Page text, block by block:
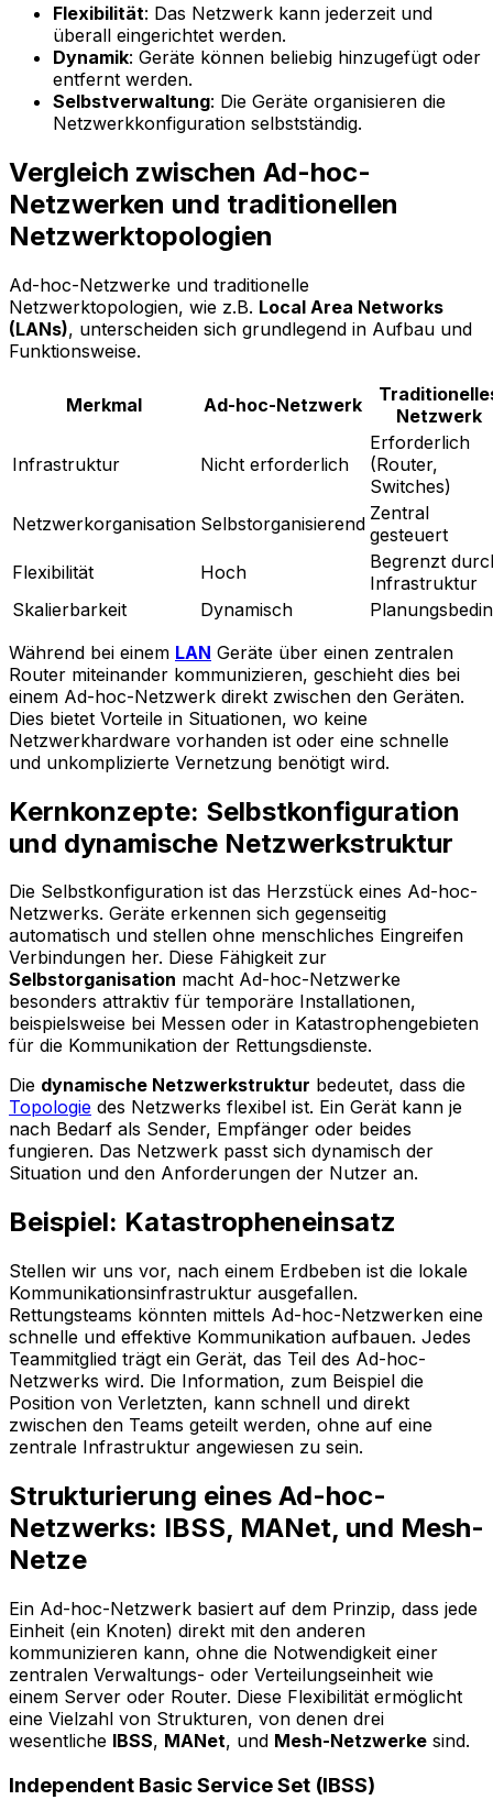
Flexibilität: Das Netzwerk kann jederzeit und
überall eingerichtet werden.
Dynamik: Geräte können beliebig hinzugefügt oder
entfernt werden.
Selbstverwaltung: Die Geräte organisieren die
Netzwerkkonfiguration selbstständig.
Vergleich zwischen Ad-hoc-
Netzwerken und traditionellen
Netzwerktopologien
Ad-hoc-Netzwerke und traditionelle
Netzwerktopologien, wie z.B. Local Area Networks
(LANs), unterscheiden sich grundlegend in Aufbau und
Funktionsweise.
Merkmal Ad-hoc-Netzwerk
Netzwerk
Infrastruktur Nicht erforderlich
Erforderlich
(Router,
Switches)
Netzwerkorganisation Selbstorganisierend Zentral
gesteuert
Flexibilität
Hoch
Begrenzt
Infrastruktur
Skalierbarkeit
Dynamisch
Während bei einem LAN Geräte über einen zentralen
Router miteinander kommunizieren, geschieht dies bei
einem Ad-hoc-Netzwerk direkt zwischen den Geräten.
Dies bietet Vorteile in Situationen, wo keine
Netzwerkhardware vorhanden ist oder eine schnelle
und unkomplizierte Vernetzung benötigt wird.
Kernkonzepte: Selbstkonfiguration
und dynamische Netzwerkstruktur
Die Selbstkonfiguration ist das Herzstück eines Ad-hoc-
Netzwerks. Geräte erkennen sich gegenseitig
automatisch und stellen ohne menschliches Eingreifen
Verbindungen her. Diese Fähigkeit zur
Selbstorganisation macht Ad-hoc-Netzwerke
besonders attraktiv für temporäre Installationen,
beispielsweise bei Messen oder in Katastrophengebieten
für die Kommunikation der Rettungsdienste.
Die dynamische Netzwerkstruktur bedeutet, dass die
Topologie des Netzwerks flexibel ist. Ein Gerät kann je
nach Bedarf als Sender, Empfänger oder beides
fungieren. Das Netzwerk passt sich dynamisch der
Situation und den Anforderungen der Nutzer an.
Beispiel: Katastropheneinsatz
Stellen wir uns vor, nach einem Erdbeben ist die lokale
Kommunikationsinfrastruktur ausgefallen.
Rettungsteams könnten mittels Ad-hoc-Netzwerken eine
schnelle und effektive Kommunikation aufbauen. Jedes
Teammitglied trägt ein Gerät, das Teil des Ad-hoc-
Netzwerks wird. Die Information, zum Beispiel die
Position von Verletzten, kann schnell und direkt
zwischen den Teams geteilt werden, ohne auf eine
zentrale Infrastruktur angewiesen zu sein.
Strukturierung eines Ad-hoc-
Netzwerks: IBSS, MANet, und Mesh-
Netze
Ein Ad-hoc-Netzwerk basiert auf dem Prinzip, dass jede
Einheit (ein Knoten) direkt mit den anderen
kommunizieren kann, ohne die Notwendigkeit einer
zentralen Verwaltungs- oder Verteilungseinheit wie
einem Server oder Router. Diese Flexibilität ermöglicht
eine Vielzahl von Strukturen, von denen drei
wesentliche IBSS, MANet, und Mesh-Netzwerke sind.
Independent Basic Service Set (IBSS)